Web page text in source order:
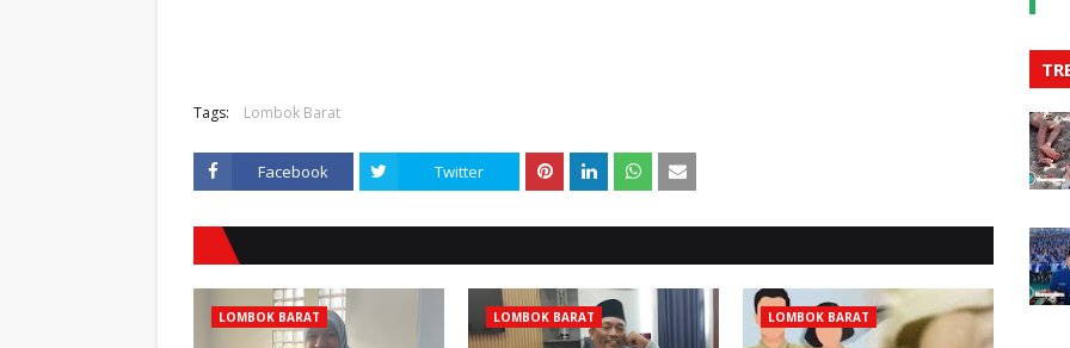
Tags: Lombok Barat
Facebook Twitter
LOMBOK BARAT LOMBOK BARAT LOMBOK BARAT